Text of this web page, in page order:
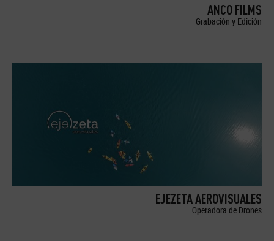
ANCO FILMS
Grabación y Edición
EJEZETA AEROVISUALES
Operadora de Drones